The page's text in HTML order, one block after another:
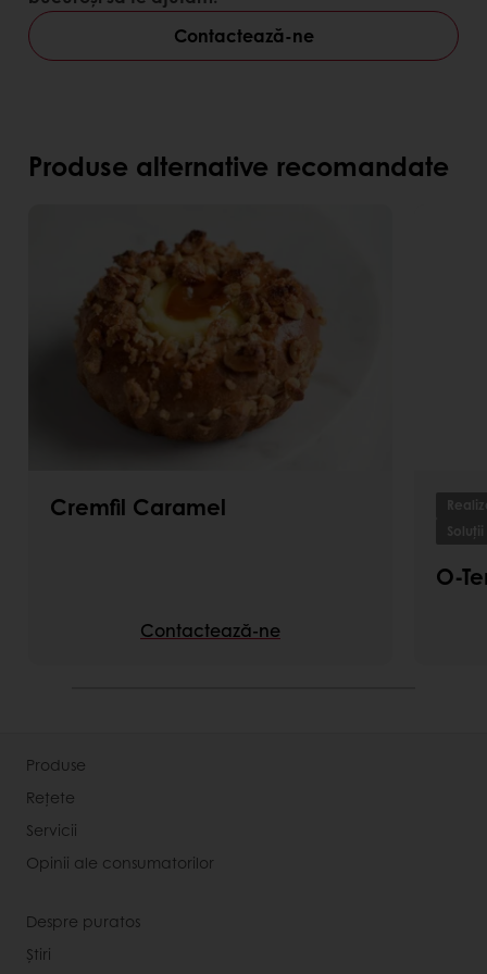
Ușor de injectat.Contactează-ne
Produse alternative recomandate
Cremfil Caramel
Contactează-ne
O-
Produse
Rețete
Servicii
Opinii ale consumatorilor
Despre puratos
Știri